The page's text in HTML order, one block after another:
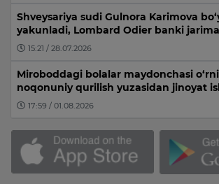
Shveysariya sudi Gulnora Karimova
yakunladi, Lombard Odier banki
15:21 / 28.07.2026
Miroboddagi bolalar maydonchasi
noqonuniy qurilish yuzasidan jinoyat
17:59 / 01.08.2026